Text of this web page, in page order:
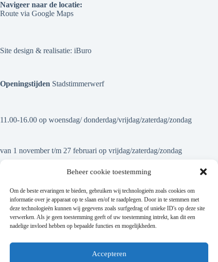
Beheer cookie toestemming
Om de beste ervaringen te bieden, gebruiken wij technologieën zoals cookies om
informatie over je apparaat op te slaan en/of te raadplegen. Door in te stemmen met
deze technologieën kunnen wij gegevens zoals surfgedrag of unieke ID's op deze site
verwerken. Als je geen toestemming geeft of uw toestemming intrekt, kan dit een
nadelige invloed hebben op bepaalde functies en mogelijkheden.
Accepteren
Navigeer naar de locatie:
Route via Google Maps
Site design & realisatie: iBuro
Openingstijden Stadstimmerwerf
11.00-16.00 op woensdag/ donderdag/vrijdag/zaterdag/zondag
van 1 november t/m 27 februari op vrijdag/zaterdag/zondag
Op onze nieuwsbrief abonneren